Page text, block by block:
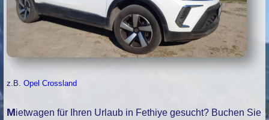
z.B.Opel Crossland
Mietwagen für Ihren Urlaub in Fethiye gesucht? Buchen Sie